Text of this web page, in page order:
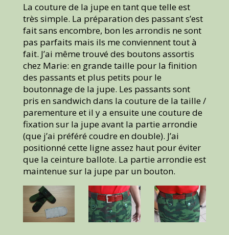
La couture de la jupe en tant que telle est
très simple. La préparation des passant s’est
fait sans encombre, bon les arrondis ne sont
pas parfaits mais ils me conviennent tout à
fait. J’ai même trouvé des boutons assortis
chez Marie: en grande taille pour la finition
des passants et plus petits pour le
boutonnage de la jupe. Les passants sont
pris en sandwich dans la couture de la taille /
parementure et il y a ensuite une couture de
fixation sur la jupe avant la partie arrondie
(que j’ai préféré coudre en double). J’ai
positionné cette ligne assez haut pour éviter
que la ceinture ballote. La partie arrondie est
maintenue sur la jupe par un bouton.